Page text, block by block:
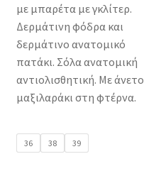
με μπαρέτα με γκλίτερ.
Δερμάτινη φόδρα και
δερμάτινο ανατομικό
πατάκι. Σόλα ανατομική
αντιολισθητική. Με άνετο
μαξιλαράκι στη φτέρνα.
36 38 39